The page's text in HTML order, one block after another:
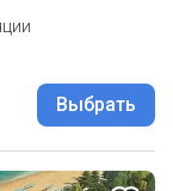
Выбрать